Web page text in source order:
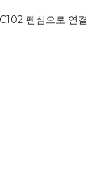
소개되어있고
,Artist 12/12(2
Plus,Deco02적
있고.